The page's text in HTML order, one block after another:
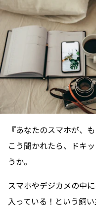
『あなたのスマホが、
こう聞かれたら、ドキ
うか。
スマホやデジカメの中
入っている！という飼